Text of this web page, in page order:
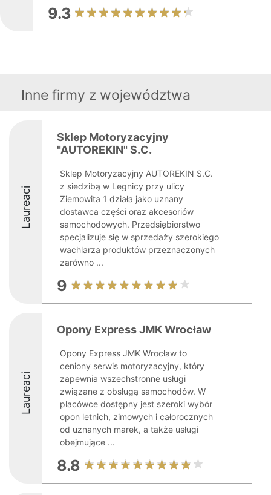
9.3
Inne firmy z województwa
Laureaci
Sklep Motoryzacyjny
"AUTOREKIN" S.C.
Sklep Motoryzacyjny AUTOREKIN S.C.
z siedzibą w Legnicy przy ulicy
Ziemowita 1 działa jako uznany
dostawca części oraz akcesoriów
samochodowych. Przedsiębiorstwo
specjalizuje się w sprzedaży szerokiego
wachlarza produktów przeznaczonych
zarówno ...
9
Laureaci
Opony Express JMK Wrocław
Opony Express JMK Wrocław to
ceniony serwis motoryzacyjny, który
zapewnia wszechstronne usługi
związane z obsługą samochodów. W
placówce dostępny jest szeroki wybór
opon letnich, zimowych i całorocznych
od uznanych marek, a także usługi
obejmujące ...
8.8